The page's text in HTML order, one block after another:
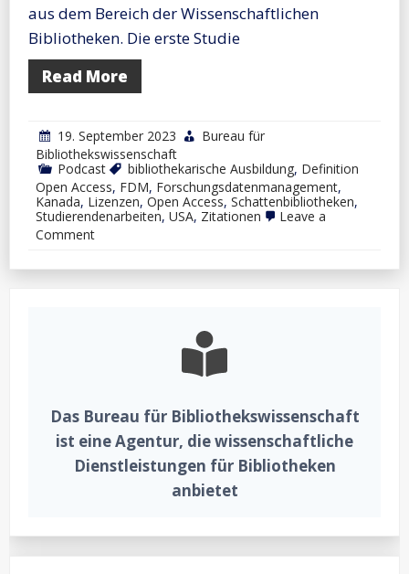
aus dem Bereich der Wissenschaftlichen
Bibliotheken. Die erste Studie
Read More
19. September 2023
Bureau für
Bibliothekswissenschaft
Podcast
bibliothekarische Ausbildung, Definition
Open Access, FDM, Forschungsdatenmanagement,
Kanada, Lizenzen, Open Access, Schattenbibliotheken,
Studierendenarbeiten, USA, Zitationen
Leave a
Commenton
Zeitschriftenlizenzen
eine
kleine
Hochschule,
Forschungsdatenmanagement
Das Bureau für Bibliothekswissenschaft
ist eine Agentur, die wissenschaftliche
Dienstleistungen für Bibliotheken
anbietet